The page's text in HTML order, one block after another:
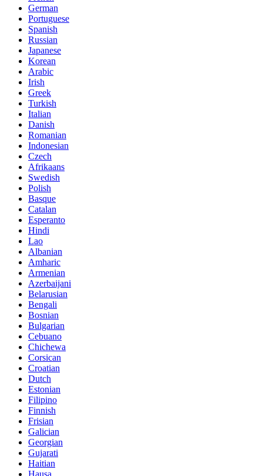
German
Portuguese
Spanish
Russian
Japanese
Korean
Arabic
Irish
Greek
Turkish
Italian
Danish
Romanian
Indonesian
Czech
Afrikaans
Swedish
Polish
Basque
Catalan
Esperanto
Hindi
Lao
Albanian
Amharic
Armenian
Azerbaijani
Belarusian
Bengali
Bosnian
Bulgarian
Cebuano
Chichewa
Corsican
Croatian
Dutch
Estonian
Filipino
Finnish
Frisian
Galician
Georgian
Gujarati
Haitian
Hausa